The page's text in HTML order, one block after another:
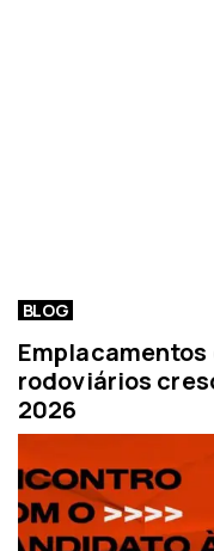
BLOG
rodoviários
2026